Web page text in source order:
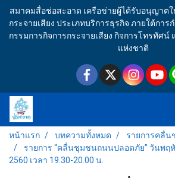
สมาคมสื่อช่อสะอาด เครือข่ายผู้ได้รับอนุญาต
กระจายเสียง ประเภทบริการธุรกิจ ภายใต้กา
กรรมการกิจการกระจายเสียง กิจการโทรทัศ
แห่งชาติ
หน้าแรก บทความทั้งหมด
รายการคลื่
รายการ “คลื่นชุมชนถนนปลอดภัย” วันพฤ
2560 เวลา 19.30-20.00 น.